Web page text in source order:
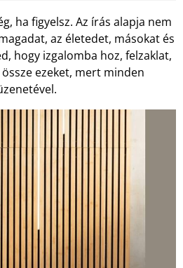
ha figyelsz. Az írás alapja nem
az életedet, másokat és
hogy izgalomba hoz, felzaklat,
ezeket, mert minden